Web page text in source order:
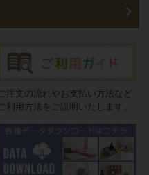
ご注文の流れやお支払い方法など
ご利用方法をご説明いたします。